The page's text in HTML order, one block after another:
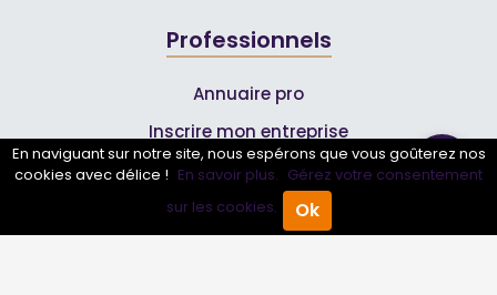
Annuaire Pro Agenda
Professionnels
Annuaire pro
Inscrire mon entreprise
Les Abonnements Pros
Infos
En naviguant sur notre site, nous espérons que vous goûterez nos
cookies avec délice ! En savoir plus. Gérez votre consentement
sur les cookies.
Ok